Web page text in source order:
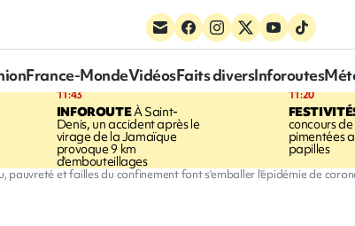
France-MondeVidéosFaits diversInforoutes
11:43
INFOROUTEÀ Saint-
Denis, un accident après le
virage de la Jamaïque
provoque 9 km
d'embouteillages
11:20
concours de
pimentées
papilles
pauvreté et failles du confinement font s'emballer l'épidémie de